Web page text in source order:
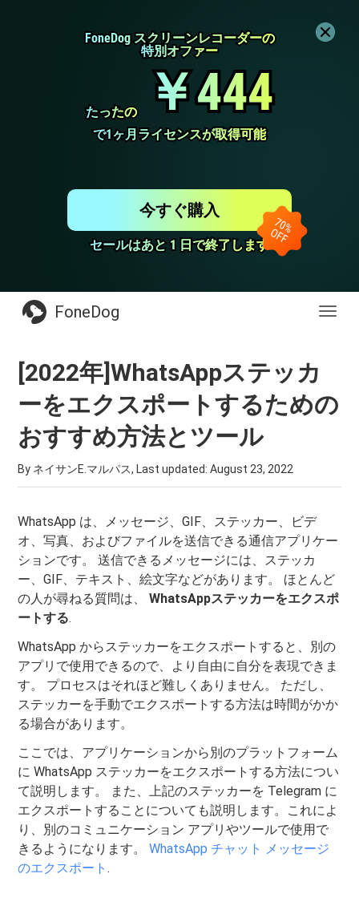
FoneDog スクリーンレコーダーの
FoneDog スクリーンレコーダーの
特別オファー
特別オファー
たったの
たったの ￥444
￥444
で1ヶ月ライセンスが取得可能
で1ヶ月ライセンスが取得可能
セールはあと 1 日で終了します
セールはあと 1 日で終了します
今すぐ購入
FoneDog
[2022年]WhatsAppステッカ
ーをエクスポートするための
おすすめ方法とツール
By ネイサンE.マルパス, Last updated:August 23, 2022
WhatsApp は、メッセージ、GIF、ステッカー、ビデ
オ、写真、およびファイルを送信できる通信アプリケー
ションです。 送信できるメッセージには、ステッカ
ー、GIF、テキスト、絵文字などがあります。 ほとんど
の人が尋ねる質問は、
WhatsAppステッカーをエクスポ
ートする.
WhatsApp からステッカーをエクスポートすると、別の
アプリで使用できるので、より自由に自分を表現できま
す。 プロセスはそれほど難しくありません。 ただし、
ステッカーを手動でエクスポートする方法は時間がかか
る場合があります。
ここでは、アプリケーションから別のプラットフォーム
に WhatsApp ステッカーをエクスポートする方法につい
て説明します。 また、上記のステッカーを Telegram に
エクスポートすることについても説明します。これによ
り、別のコミュニケーション アプリやツールで使用で
きるようになります。WhatsApp チャット メッセージ
のエクスポート.